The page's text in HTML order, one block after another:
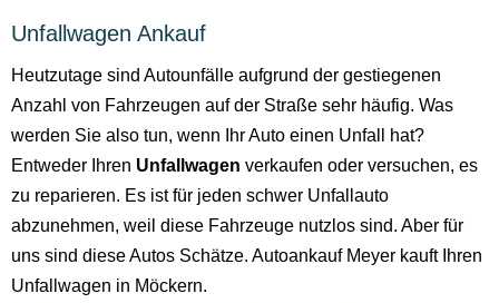
Unfallwagen Ankauf
Heutzutage sind Autounfälle aufgrund der gestiegenen
Anzahl von Fahrzeugen auf der Straße sehr häufig. Was
werden Sie also tun, wenn Ihr Auto einen Unfall hat?
Entweder Ihren Unfallwagen verkaufen oder versuchen, es
zu reparieren. Es ist für jeden schwer Unfallauto
abzunehmen, weil diese Fahrzeuge nutzlos sind. Aber für
uns sind diese Autos Schätze. Autoankauf Meyer kauft Ihren
Unfallwagen in Möckern.